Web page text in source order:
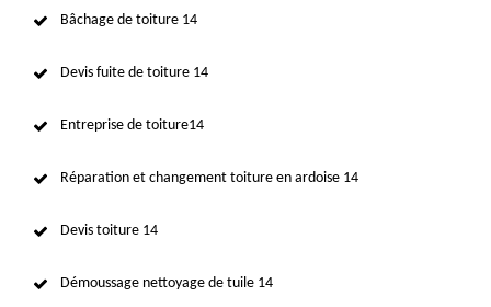
Bâchage de toiture 14
Devis fuite de toiture 14
Entreprise de toiture14
Réparation et changement toiture en ardoise 14
Devis toiture 14
Démoussage nettoyage de tuile 14